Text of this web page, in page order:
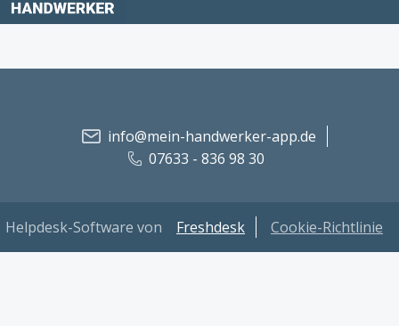
info@mein-handwerker-app.de
07633 - 836 98 30
Helpdesk-Software von Freshdesk Cookie-Richtlinie